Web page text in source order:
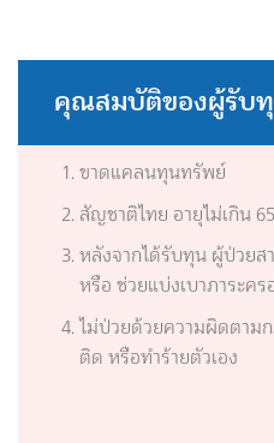
คุณสมบัติของผู้รับ
ขาดแคลนทุนทรัพย์
สัญชาติไทย อายุไม่เกิน
หลังจากได้รับทุน ผู้ป่วยส
หรือ ช่วยแบ่งเบาภาระค
ไม่ป่วยด้วยความผิดตาม
ติด หรือทำร้ายตัวเอง